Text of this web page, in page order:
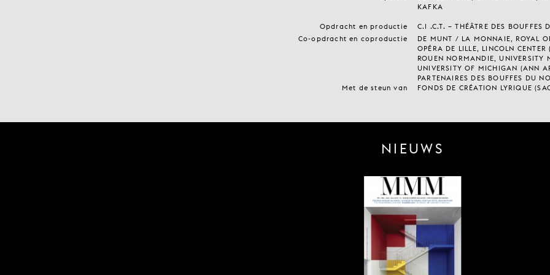
KAFKA
Opdracht en productie
C.I .C.T. – THÉÂTRE DES BOUFFES
Co-opdracht en coproductie
DE MUNT / LA MONNAIE, ROYAL
OPÉRA DE LILLE, LINCOLN
ROUEN NORMANDIE, UNIVERSITY
UNIVERSITY OF MICHIGAN (ANN
PARTENAIRES DES BOUFFES DU
Met de steun van
FONDS DE CRÉATION LYRIQUE
NIEUWS